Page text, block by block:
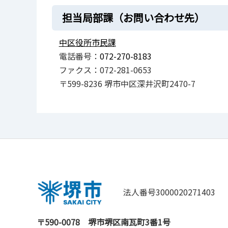
担当局部課（お問い合わせ先）
中区役所市民課
電話番号： 072-270-8183
ファクス：072-281-0653
〒599-8236 堺市中区深井沢町2470-7
法人番号3000020271403
〒590-0078 堺市堺区南瓦町3番1号